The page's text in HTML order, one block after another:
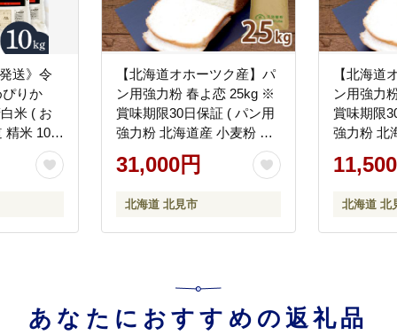
送》令
りか
米 ( お
精米 10キ
ス 特A
【北海道オホーツク産】パ
ン用強力粉 春よ恋 25kg ※
賞味期限30日保証 ( パン用
強力粉 北海道産 小麦粉 パ
ン 製パン )【056-0016】
31,000円
北海道 北見市
【北海道
ン用強力
賞味期限
強力粉 北
北海道 北
あなたにおすすめの返礼品